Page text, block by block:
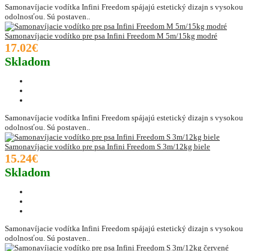
Samonavíjacie vodítka Infini Freedom spájajú estetický dizajn s vysokou
odolnosťou. Sú postaven..
Samonavíjacie vodítko pre psa Infini Freedom M 5m/15kg modré
17.02€
Skladom
Samonavíjacie vodítka Infini Freedom spájajú estetický dizajn s vysokou
odolnosťou. Sú postaven..
Samonavíjacie vodítko pre psa Infini Freedom S 3m/12kg biele
15.24€
Skladom
Samonavíjacie vodítka Infini Freedom spájajú estetický dizajn s vysokou
odolnosťou. Sú postaven..